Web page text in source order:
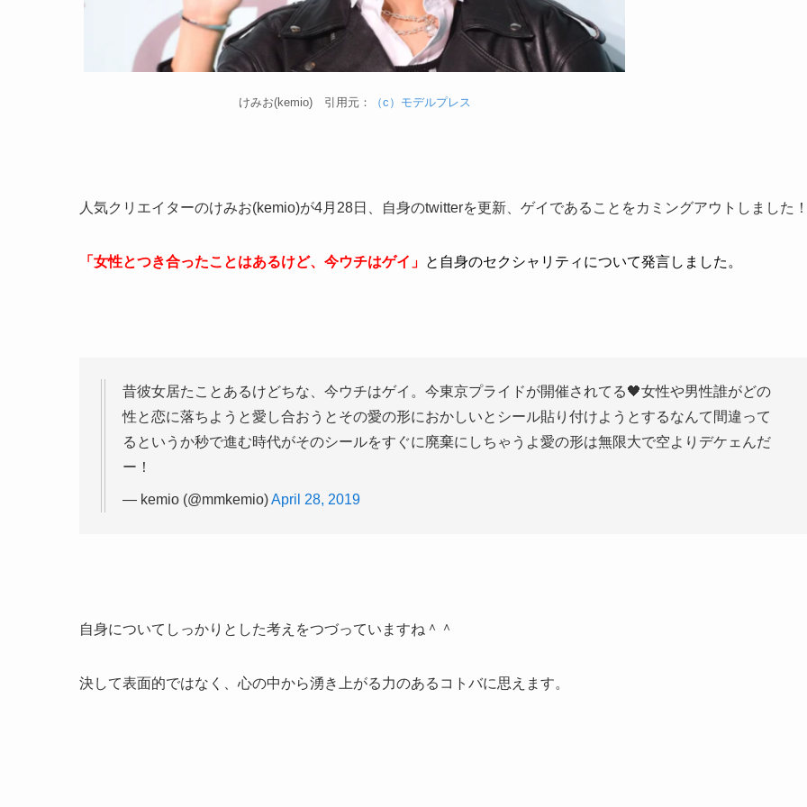
けみお(kemio) 引用元： （c）モデルプレス
人気クリエイターのけみお(kemio)が4月28日、自身のtwitterを更新、ゲイであることをカミングアウトしました
「女性とつき合ったことはあるけど、今ウチはゲイ」 と自身のセクシャリティについて発言しました。
昔彼女居たことあるけどちな、今ウチはゲイ。今東京プライドが開催されてる🖤女性や男性誰がどの
性と恋に落ちようと愛し合おうとその愛の形におかしいとシール貼り付けようとするなんて間違って
るというか秒で進む時代がそのシールをすぐに廃棄にしちゃうよ愛の形は無限大で空よりデケェんだ
ー！
— kemio (@mmkemio)April 28, 2019
自身についてしっかりとした考えをつづっていますね＾＾
決して表面的ではなく、心の中から湧き上がる力のあるコトバに思えます。